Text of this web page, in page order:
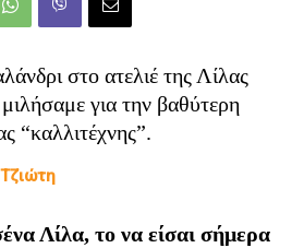
στο ατελιέ της Λίλας
για την βαθύτερη
“καλλιτέχνης”.
Λίλα, το να είσαι σήμερα